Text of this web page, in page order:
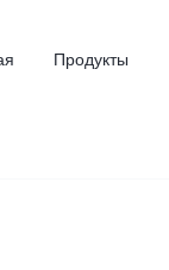
Продукты